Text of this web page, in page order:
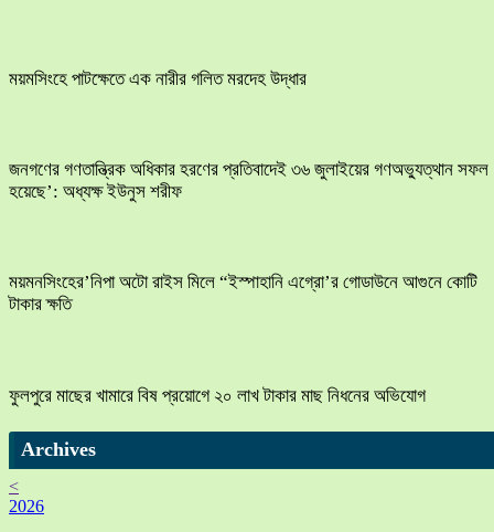
ময়মসিংহে পাটক্ষেতে এক নারীর গলিত মরদেহ উদ্ধার
জনগণের গণতান্ত্রিক অধিকার হরণের প্রতিবাদেই ৩৬ জুলাইয়ের গণঅভ্যুত্থান সফল
হয়েছে’: অধ্যক্ষ ইউনুস শরীফ
ময়মনসিংহের’নিপা অটো রাইস মিলে “ইস্পাহানি এগ্রো’র গোডাউনে আগুনে কোটি
টাকার ক্ষতি
ফুলপুরে মাছের খামারে বিষ প্রয়োগে ২০ লাখ টাকার মাছ নিধনের অভিযোগ
Archives
<
2026